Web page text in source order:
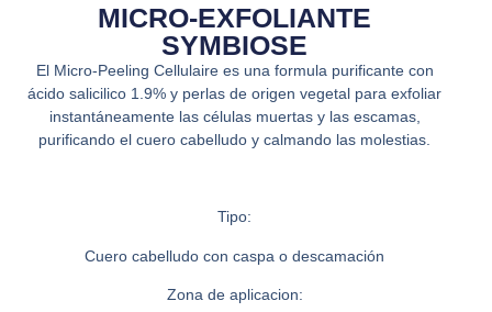
MICRO-EXFOLIANTE
SYMBIOSE
El Micro-Peeling Cellulaire es una formula purificante con
ácido salicilico 1.9% y perlas de origen vegetal para exfoliar
instantáneamente las células muertas y las escamas,
purificando el cuero cabelludo y calmando las molestias.​
Tipo:
Cuero cabelludo con caspa o descamación
Zona de aplicacion: